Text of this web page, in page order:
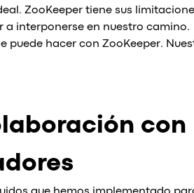
ZooKeeper tiene sus
a interponerse en nuestro camino.
puede hacer con ZooKeeper.
con